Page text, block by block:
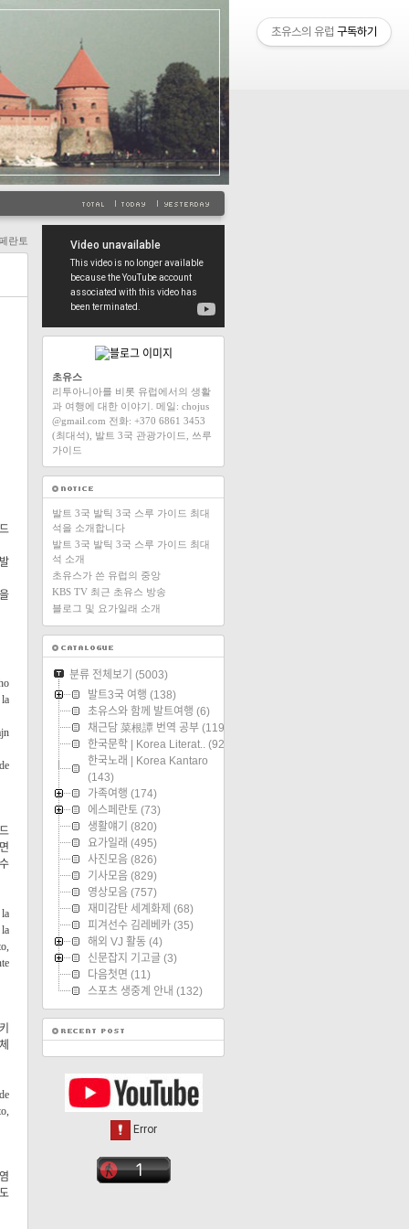
란토
초유스
리투아니아를 비롯 유럽에서의 생활
과 여행에 대한 이야기. 메일: chojus
@gmail.com 전화: +370 6861 3453
(최대석), 발트 3국 관광가이드, 쓰루
가이드
발트 3국 발틱 3국 스루 가이드 최대
석을 소개합니다
발트 3국 발틱 3국 스루 가이드 최대
석 소개
초유스가 쓴 유럽의 중앙
KBS TV 최근 초유스 방송
블로그 및 요가일래 소개
분류 전체보기 (5003)
발트3국 여행 (138)
초유스와 함께 발트여행 (6)
채근담 菜根譚 번역 공부 (119)
한국문학 | Korea Literat.. (92)
한국노래 | Korea Kantaro
(143)
가족여행 (174)
에스페란토 (73)
생활얘기 (820)
요가일래 (495)
사진모음 (826)
기사모음 (829)
영상모음 (757)
재미감탄 세계화제 (68)
피겨선수 김레베카 (35)
해외 VJ 활동 (4)
신문잡지 기고글 (3)
다음첫면 (11)
스포츠 생중계 안내 (132)
초유스의 유럽 구독하기